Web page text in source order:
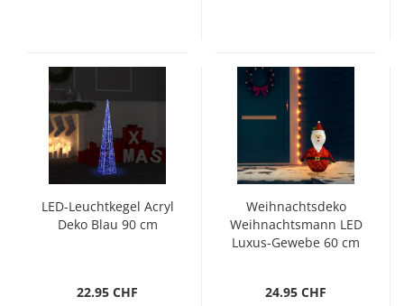
LED-Leuchtkegel Acryl
Deko Blau 90 cm
22.95 CHF
Weihnachtsdeko
Weihnachtsmann LED
Luxus-Gewebe 60 cm
24.95 CHF